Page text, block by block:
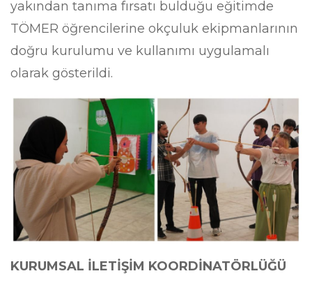
yakından tanıma fırsatı bulduğu eğitimde
TÖMER öğrencilerine okçuluk ekipmanlarının
doğru kurulumu ve kullanımı uygulamalı
olarak gösterildi.
KURUMSAL İLETİŞİM KOORDİNATÖRLÜĞÜ